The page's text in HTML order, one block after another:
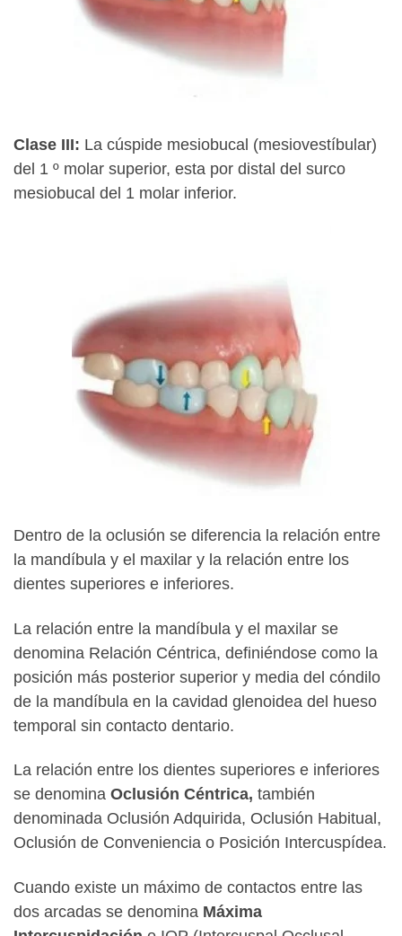
Clase III: La cúspide mesiobucal (mesiovestíbular)
del 1 º molar superior, esta por distal del surco
mesiobucal del 1 molar inferior.
Dentro de la oclusión se diferencia la relación entre
la mandíbula y el maxilar y la relación entre los
dientes superiores e inferiores.
La relación entre la mandíbula y el maxilar se
denomina Relación Céntrica, definiéndose como la
posición más posterior superior y media del cóndilo
de la mandíbula en la cavidad glenoidea del hueso
temporal sin contacto dentario.
La relación entre los dientes superiores e inferiores
se denomina Oclusión Céntrica, también
denominada Oclusión Adquirida, Oclusión Habitual,
Oclusión de Conveniencia o Posición Intercuspídea.
Cuando existe un máximo de contactos entre las
dos arcadas se denomina Máxima